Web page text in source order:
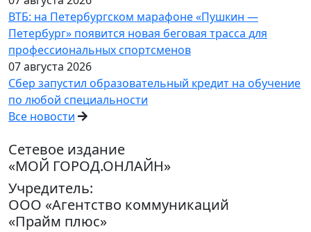
ВТБ: на Петербургском марафоне «Пушкин —
Петербург» появится новая беговая трасса для
профессиональных спортсменов
07 августа 2026
Сбер запустил образовательный кредит на обучение
по любой специальности
Все новости
Сетевое издание
«МОЙ ГОРОД.ОНЛАЙН»
Учредитель:
ООО «Агентство коммуникаций
«Прайм плюс»